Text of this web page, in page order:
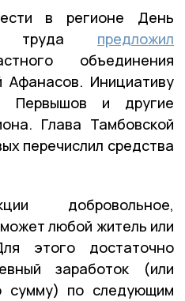
в регионе День
труда предложил
объединения
Афанасов. Инициативу
Первышов и другие
Глава Тамбовской
перечислил средства
добровольное,
любой житель или
этого достаточно
заработок (или
сумму) по следующим